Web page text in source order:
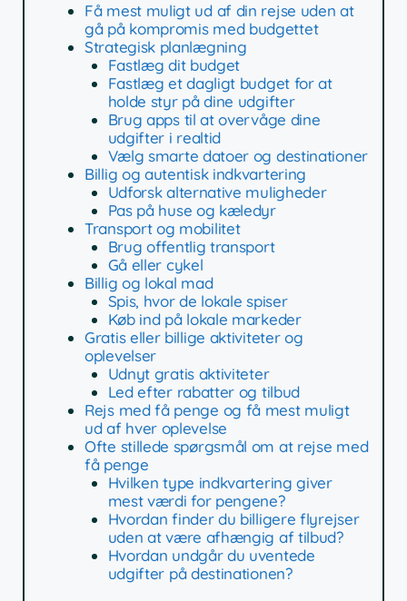
Få mest muligt ud af din rejse uden at
gå på kompromis med budgettet
Strategisk planlægning
Fastlæg dit budget
Fastlæg et dagligt budget for at
holde styr på dine udgifter
Brug apps til at overvåge dine
udgifter i realtid
Vælg smarte datoer og destinationer
Billig og autentisk indkvartering
Udforsk alternative muligheder
Pas på huse og kæledyr
Transport og mobilitet
Brug offentlig transport
Gå eller cykel
Billig og lokal mad
Spis, hvor de lokale spiser
Køb ind på lokale markeder
Gratis eller billige aktiviteter og
oplevelser
Udnyt gratis aktiviteter
Led efter rabatter og tilbud
Rejs med få penge og få mest muligt
ud af hver oplevelse
Ofte stillede spørgsmål om at rejse med
få penge
Hvilken type indkvartering giver
mest værdi for pengene?
Hvordan finder du billigere flyrejser
uden at være afhængig af tilbud?
Hvordan undgår du uventede
udgifter på destinationen?